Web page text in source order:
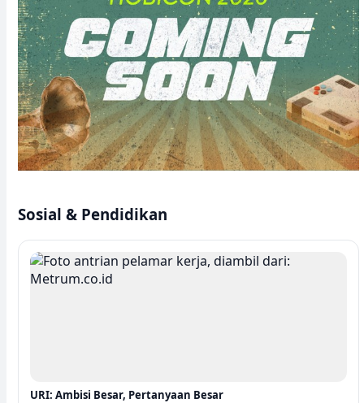
Sosial & Pendidikan
URI: Ambisi Besar, Pertanyaan Besar